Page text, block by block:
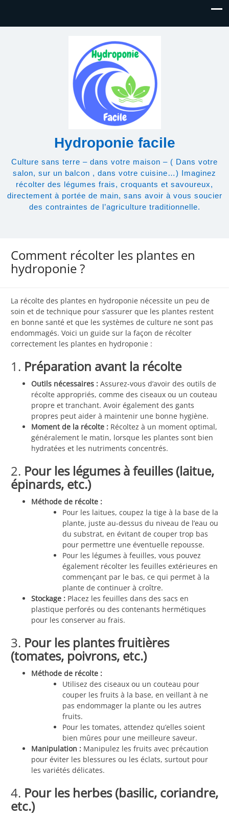
Hydroponie facile
Culture sans terre – dans votre maison – ( Dans votre
salon, sur un balcon , dans votre cuisine…) Imaginez
récolter des légumes frais, croquants et savoureux,
directement à portée de main, sans avoir à vous soucier
des contraintes de l’agriculture traditionnelle.
Comment récolter les plantes en
hydroponie ?
La récolte des plantes en hydroponie nécessite un peu de
soin et de technique pour s’assurer que les plantes restent
en bonne santé et que les systèmes de culture ne sont pas
endommagés. Voici un guide sur la façon de récolter
correctement les plantes en hydroponie :
1. Préparation avant la récolte
Outils nécessaires : Assurez-vous d’avoir des outils de
récolte appropriés, comme des ciseaux ou un couteau
propre et tranchant. Avoir également des gants
propres peut aider à maintenir une bonne hygiène.
Moment de la récolte : Récoltez à un moment optimal,
généralement le matin, lorsque les plantes sont bien
hydratées et les nutriments concentrés.
2. Pour les légumes à feuilles (laitue,
épinards, etc.)
Méthode de récolte :
Pour les laitues, coupez la tige à la base de la
plante, juste au-dessus du niveau de l’eau ou
du substrat, en évitant de couper trop bas
pour permettre une éventuelle repousse.
Pour les légumes à feuilles, vous pouvez
également récolter les feuilles extérieures en
commençant par le bas, ce qui permet à la
plante de continuer à croître.
Stockage : Placez les feuilles dans des sacs en
plastique perforés ou des contenants hermétiques
pour les conserver au frais.
3. Pour les plantes fruitières
(tomates, poivrons, etc.)
Méthode de récolte :
Utilisez des ciseaux ou un couteau pour
couper les fruits à la base, en veillant à ne
pas endommager la plante ou les autres
fruits.
Pour les tomates, attendez qu’elles soient
bien mûres pour une meilleure saveur.
Manipulation : Manipulez les fruits avec précaution
pour éviter les blessures ou les éclats, surtout pour
les variétés délicates.
4. Pour les herbes (basilic, coriandre,
etc.)